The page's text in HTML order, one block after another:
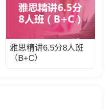
雅思精讲6.5分8人班
（B+C）